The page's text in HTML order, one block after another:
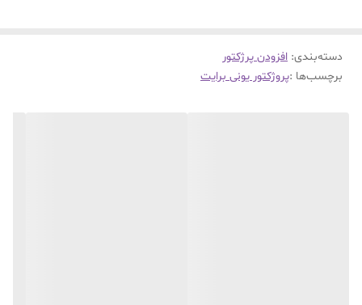
دسته‌بندی: افزودن پرژکتور
برچسب‌ها :پروژکتور یونی برایت